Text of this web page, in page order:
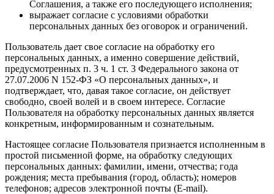
Соглашения, а также его последующего исполнения;
выражает согласие с условиями обработки
персональных данных без оговорок и ограничений.
Пользователь дает свое согласие на обработку его
персональных данных, а именно совершение действий,
предусмотренных п. 3 ч. 1 ст. 3 Федерального закона от
27.07.2006 N 152-ФЗ «О персональных данных», и
подтверждает, что, давая такое согласие, он действует
свободно, своей волей и в своем интересе. Согласие
Пользователя на обработку персональных данных является
конкретным, информированным и сознательным.
Настоящее согласие Пользователя признается исполненным в
простой письменной форме, на обработку следующих
персональных данных: фамилии, имени, отчества; года
рождения; места пребывания (город, область); номеров
телефонов; адресов электронной почты (E-mail).